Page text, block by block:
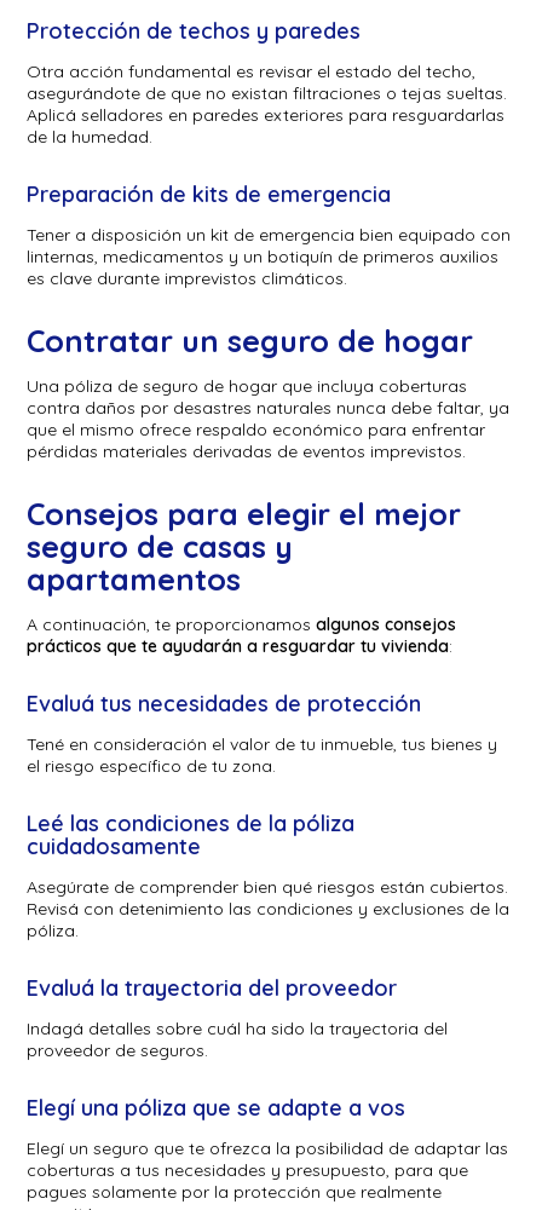
Protección de techos y paredes
Otra acción fundamental es revisar el estado del techo,
asegurándote de que no existan filtraciones o tejas sueltas.
Aplicá selladores en paredes exteriores para resguardarlas
de la humedad.
Preparación de kits de emergencia
Tener a disposición un kit de emergencia bien equipado con
linternas, medicamentos y un botiquín de primeros auxilios
es clave durante imprevistos climáticos.
Contratar un seguro de hogar
Una póliza de seguro de hogar que incluya coberturas
contra daños por desastres naturales nunca debe faltar, ya
que el mismo ofrece respaldo económico para enfrentar
pérdidas materiales derivadas de eventos imprevistos.
Consejos para elegir el mejor
seguro de casas y
apartamentos
A continuación, te proporcionamosalgunos consejos
prácticos que te ayudarán a resguardar tu vivienda:
Evaluá tus necesidades de protección
Tené en consideración el valor de tu inmueble, tus bienes y
el riesgo específico de tu zona.
Leé las condiciones de la póliza
cuidadosamente
Asegúrate de comprender bien qué riesgos están cubiertos.
Revisá con detenimiento las condiciones y exclusiones de la
póliza.
Evaluá la trayectoria del proveedor
Indagá detalles sobre cuál ha sido la trayectoria del
proveedor de seguros.
Elegí una póliza que se adapte a vos
Elegí un seguro que te ofrezca la posibilidad de adaptar las
coberturas a tus necesidades y presupuesto, para que
pagues solamente por la protección que realmente